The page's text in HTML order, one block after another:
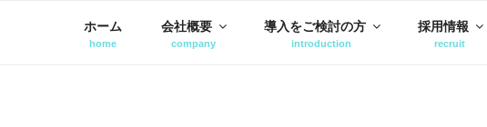
ホーム 会社概要 導入をご検討の方 採用情報